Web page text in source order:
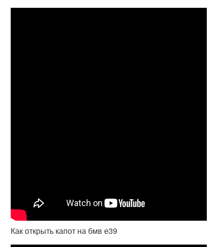
Как открыть капот на бмв е39